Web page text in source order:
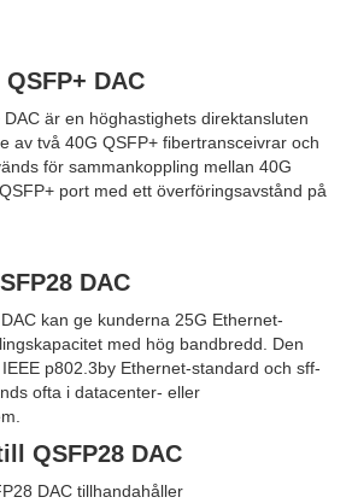
DAC
är en höghastighets direktansluten
av två 40G QSFP+ fibertransceivrar och
för sammankoppling mellan 40G
port med ett överföringsavstånd på
DAC
kan ge kunderna 25G Ethernet-
med hög bandbredd. Den
p802.3by Ethernet-standard och sff-
ofta i datacenter- eller
QSFP28 DAC
DAC tillhandahåller